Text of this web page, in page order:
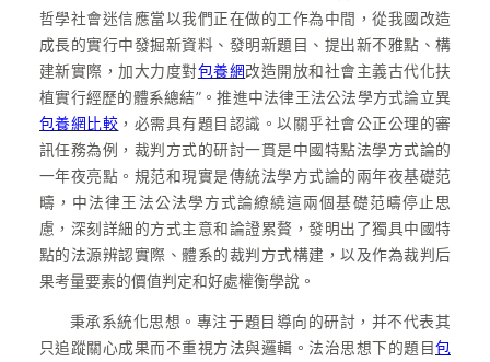
哲學社會迷信應當以我們正在做的工作為中間，從我國改造
成長的實行中發掘新資料、發明新題目、提出新不雅點、構
建新實際，加大力度對包養網改造開放和社會主義古代化扶
植實行經歷的體系總結”。推進中法律王法公法學方式論立異
包養網比較 ，必需具有題目認識。以關乎社會公正公理的審
訊任務為例，裁判方式的研討一貫是中國特點法學方式論的
一年夜亮點。規范和現實是傳統法學方式論的兩年夜基礎范
疇，中法律王法公法學方式論繚繞這兩個基礎范疇停止思
慮，深刻詳細的方式主意和論證累贅，發明出了獨具中國特
點的法源辨認實際、體系的裁判方式構建，以及作為裁判后
果考量要素的價值判定和好處權衡學說。
秉承系統化思想。專注于題目導向的研討，并不代表其
只追蹤關心成果而不重視方法與邏輯。法治思想下的題目包